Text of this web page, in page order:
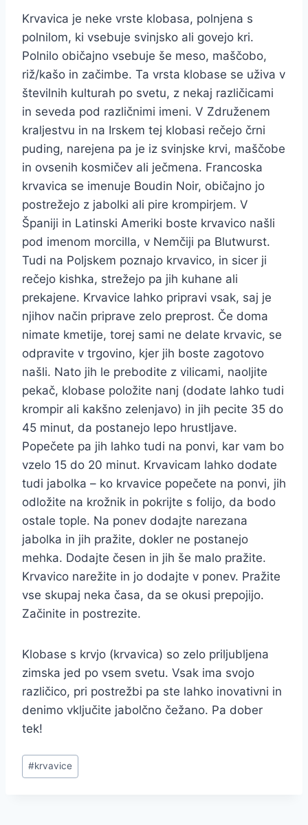
Krvavica je neke vrste klobasa, polnjena s
polnilom, ki vsebuje svinjsko ali govejo kri.
Polnilo običajno vsebuje še meso, maščobo,
riž/kašo in začimbe. Ta vrsta klobase se uživa v
številnih kulturah po svetu, z nekaj različicami
in seveda pod različnimi imeni. V Združenem
kraljestvu in na Irskem tej klobasi rečejo črni
puding, narejena pa je iz svinjske krvi, maščobe
in ovsenih kosmičev ali ječmena. Francoska
krvavica se imenuje Boudin Noir, običajno jo
postrežejo z jabolki ali pire krompirjem. V
Španiji in Latinski Ameriki boste krvavico našli
pod imenom morcilla, v Nemčiji pa Blutwurst.
Tudi na Poljskem poznajo krvavico, in sicer ji
rečejo kishka, strežejo pa jih kuhane ali
prekajene. Krvavice lahko pripravi vsak, saj je
njihov način priprave zelo preprost. Če doma
nimate kmetije, torej sami ne delate krvavic, se
odpravite v trgovino, kjer jih boste zagotovo
našli. Nato jih le prebodite z vilicami, naoljite
pekač, klobase položite nanj (dodate lahko tudi
krompir ali kakšno zelenjavo) in jih pecite 35 do
45 minut, da postanejo lepo hrustljave.
Popečete pa jih lahko tudi na ponvi, kar vam bo
vzelo 15 do 20 minut. Krvavicam lahko dodate
tudi jabolka – ko krvavice popečete na ponvi, jih
odložite na krožnik in pokrijte s folijo, da bodo
ostale tople. Na ponev dodajte narezana
jabolka in jih pražite, dokler ne postanejo
mehka. Dodajte česen in jih še malo pražite.
Krvavico narežite in jo dodajte v ponev. Pražite
vse skupaj neka časa, da se okusi prepojijo.
Začinite in postrezite.
Klobase s krvjo (krvavica) so zelo priljubljena
zimska jed po vsem svetu. Vsak ima svojo
različico, pri postrežbi pa ste lahko inovativni in
denimo vključite jabolčno čežano. Pa dober
tek!
Post
Tags:
#krvavice